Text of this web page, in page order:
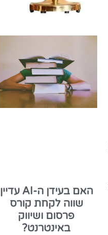
האם בעידן ה-AI עדיין
שווה לקחת קורס
פרסום ושיווק
באינטרנט?